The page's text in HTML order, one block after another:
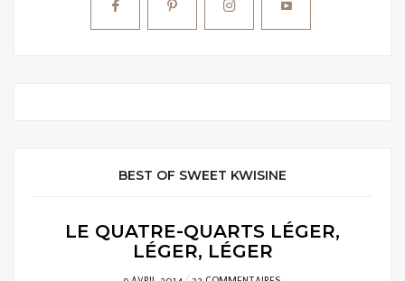
BEST OF SWEET KWISINE
LE QUATRE-QUARTS LÉGER,
LÉGER, LÉGER